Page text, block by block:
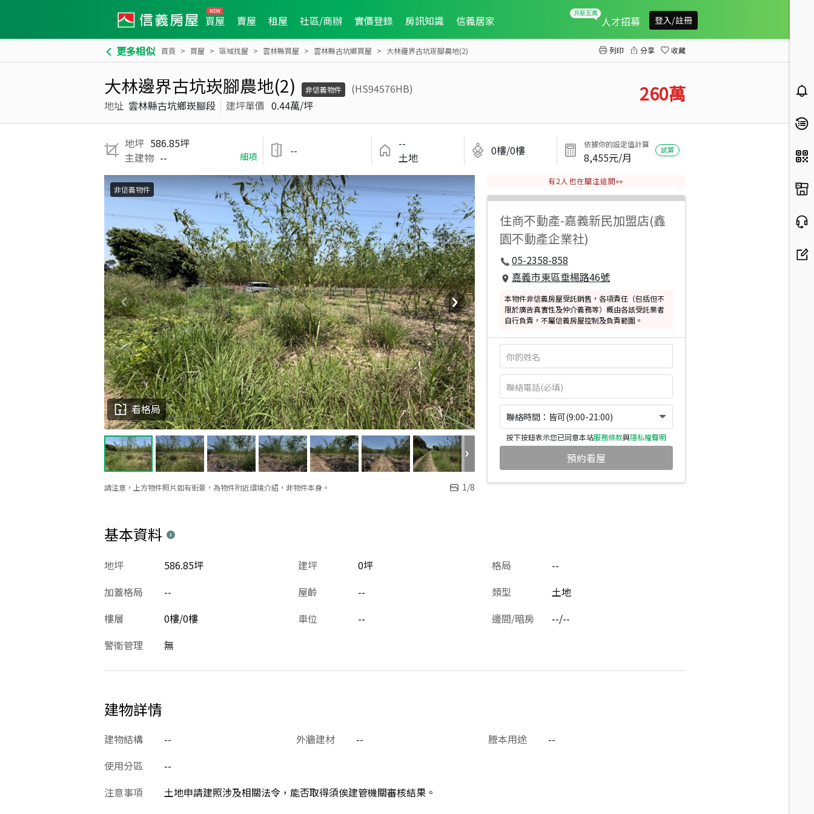
買屋 賣屋 租屋 社區/商辦 實價登錄 房訊知識 信義居家 人才招募 登入/註冊
更多相似 首頁 買屋 區域找屋 雲林縣買屋 雲林縣古坑鄉買屋 大林邊界古坑崁腳農地(2) 列印 分享 收藏
大林邊界古坑崁腳農地(2) 非信義物件
(HS94576HB)
地址 雲林縣古坑鄉崁腳段 建坪單價 0.44萬/坪 260萬
地坪 586.85坪
主建物 -- 細項 --
--
土地
0樓/0樓 依據你的設定值計算
8,455元/月
試算
請注意，上方物件照片如有街景，為物件附近環境介紹，非物件本身。 1/8
看格局
非信義物件
有2 人也在關注這間👀
住商不動產-嘉義新民加盟店(鑫
園不動產企業社)
05-2358-858
嘉義市東區垂楊路46號
本物件非信義房屋受託銷售，各項責任（包括但不
限於廣告真實性及仲介義務等）概由各該受託業者
自行負責，不屬信義房屋控制及負責範圍。
聯絡時間：皆可(9:00-21:00)
按下按鈕表示您已同意本站服務條款與隱私權聲明
預約看屋
基本資料
建坪 0坪
地坪 586.85坪 格局
--
加蓋格局
-- 屋齡 -- 類型
土地
樓層
0樓/0樓 車位 -- 邊間/暗房
--/--
警衛管理
無
建物詳情
建物結構 -- 外牆建材 -- 謄本用途
--
使用分區
--
注意事項
土地申請建照涉及相關法令，能否取得須俟建管機關審核結果。